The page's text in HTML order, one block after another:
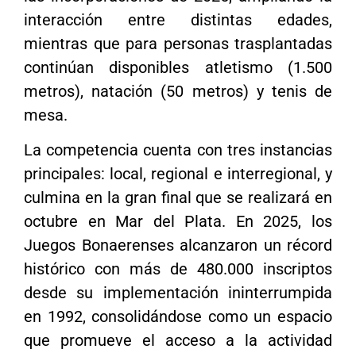
interacción entre distintas edades,
mientras que para personas trasplantadas
continúan disponibles atletismo (1.500
metros), natación (50 metros) y tenis de
mesa.
La competencia cuenta con tres instancias
principales: local, regional e interregional, y
culmina en la gran final que se realizará en
octubre en Mar del Plata. En 2025, los
Juegos Bonaerenses alcanzaron un récord
histórico con más de 480.000 inscriptos
desde su implementación ininterrumpida
en 1992, consolidándose como un espacio
que promueve el acceso a la actividad